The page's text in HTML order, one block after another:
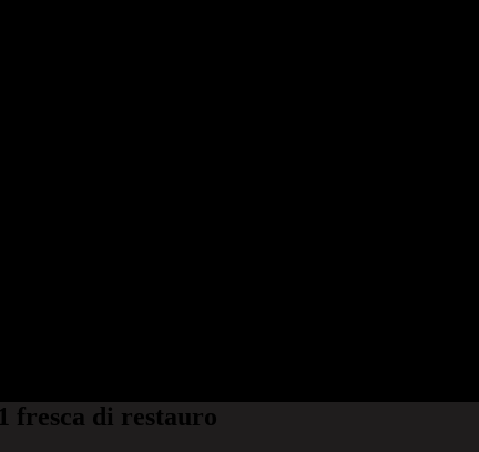
fresca di restauro